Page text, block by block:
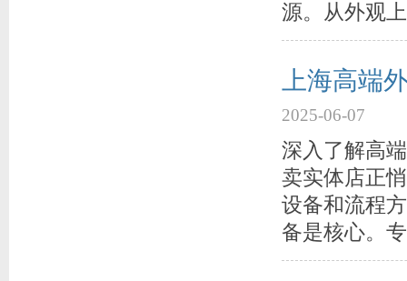
源。从外观
上海高端
2025-06-07
深入了解高
卖实体店正
设备和流程
备是核心。